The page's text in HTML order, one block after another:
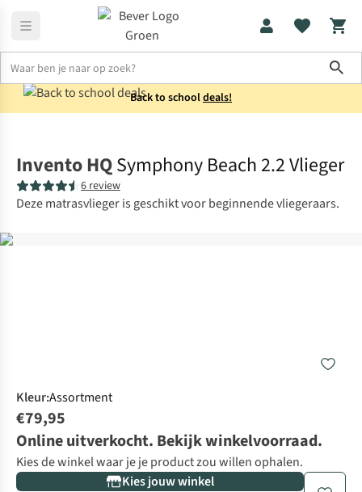
Back to schooldeals!
Invento HQSymphony Beach 2.2 Vlieger
6 review
Deze matrasvlieger is geschikt voor beginnende vliegeraars.
Kleur:Assortment
€79,95
Online uitverkocht. Bekijk winkelvoorraad.
Kies de winkel waar je je product zou willen ophalen.
Kies jouw winkel